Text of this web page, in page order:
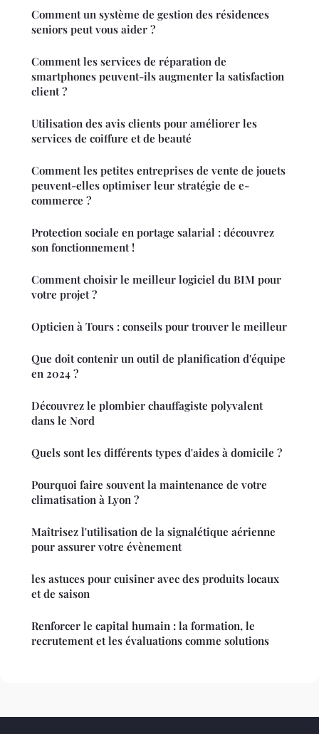
Comment un système de gestion des résidences
seniors peut vous aider ?
Comment les services de réparation de
smartphones peuvent-ils augmenter la satisfaction
client ?
Utilisation des avis clients pour améliorer les
services de coiffure et de beauté
Comment les petites entreprises de vente de jouets
peuvent-elles optimiser leur stratégie de e-
commerce ?
Protection sociale en portage salarial : découvrez
son fonctionnement !
Comment choisir le meilleur logiciel du BIM pour
votre projet ?
Opticien à Tours : conseils pour trouver le meilleur
Que doit contenir un outil de planification d'équipe
en 2024 ?
Découvrez le plombier chauffagiste polyvalent
dans le Nord
Quels sont les différents types d'aides à domicile ?
Pourquoi faire souvent la maintenance de votre
climatisation à Lyon ?
Maîtrisez l'utilisation de la signalétique aérienne
pour assurer votre évènement
les astuces pour cuisiner avec des produits locaux
et de saison
Renforcer le capital humain : la formation, le
recrutement et les évaluations comme solutions